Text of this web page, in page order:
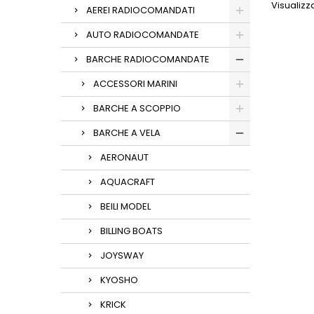
AEREI RADIOCOMANDATI
AUTO RADIOCOMANDATE
BARCHE RADIOCOMANDATE
ACCESSORI MARINI
BARCHE A SCOPPIO
BARCHE A VELA
AERONAUT
AQUACRAFT
BEILI MODEL
BILLING BOATS
JOYSWAY
KYOSHO
KRICK